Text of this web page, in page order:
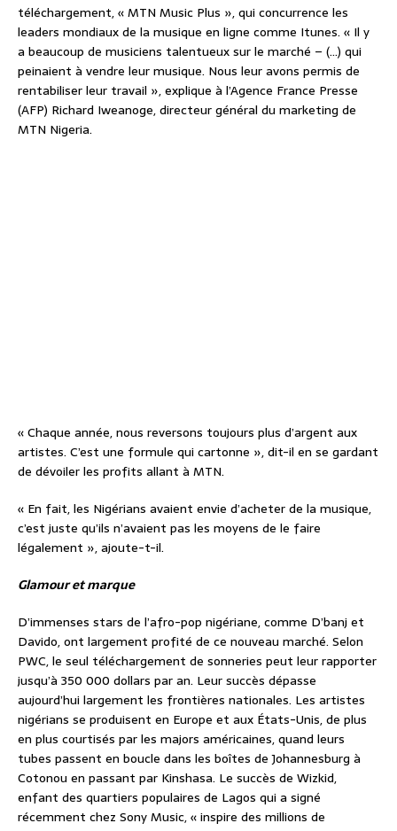
téléchargement, « MTN Music Plus », qui concurrence les
leaders mondiaux de la musique en ligne comme Itunes. « Il y
a beaucoup de musiciens talentueux sur le marché – (…) qui
peinaient à vendre leur musique. Nous leur avons permis de
rentabiliser leur travail », explique à l’Agence France Presse
(AFP) Richard Iweanoge, directeur général du marketing de
MTN Nigeria.
« Chaque année, nous reversons toujours plus d’argent aux
artistes. C’est une formule qui cartonne », dit-il en se gardant
de dévoiler les profits allant à MTN.
« En fait, les Nigérians avaient envie d’acheter de la musique,
c’est juste qu’ils n’avaient pas les moyens de le faire
légalement », ajoute-t-il.
Glamour et marque
D’immenses stars de l’afro-pop nigériane, comme D’banj et
Davido, ont largement profité de ce nouveau marché. Selon
PWC, le seul téléchargement de sonneries peut leur rapporter
jusqu’à 350 000 dollars par an. Leur succès dépasse
aujourd’hui largement les frontières nationales. Les artistes
nigérians se produisent en Europe et aux États-Unis, de plus
en plus courtisés par les majors américaines, quand leurs
tubes passent en boucle dans les boîtes de Johannesburg à
Cotonou en passant par Kinshasa. Le succès de Wizkid,
enfant des quartiers populaires de Lagos qui a signé
récemment chez Sony Music, « inspire des millions de